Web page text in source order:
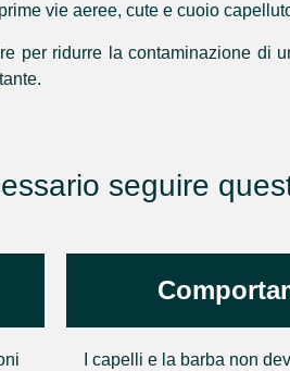
vie aeree, cute e cuoio
per ridurre la contaminazione di
seguire
I capelli e la barba non